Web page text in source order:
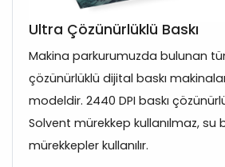
Ultra Çözünürlüklü Baskı
Makina parkurumuzda bulunan
çözünürlüklü dijital baskı
modeldir. 2440 DPI baskı
Solvent mürekkep kullanılmaz, su
mürekkepler kullanılır.